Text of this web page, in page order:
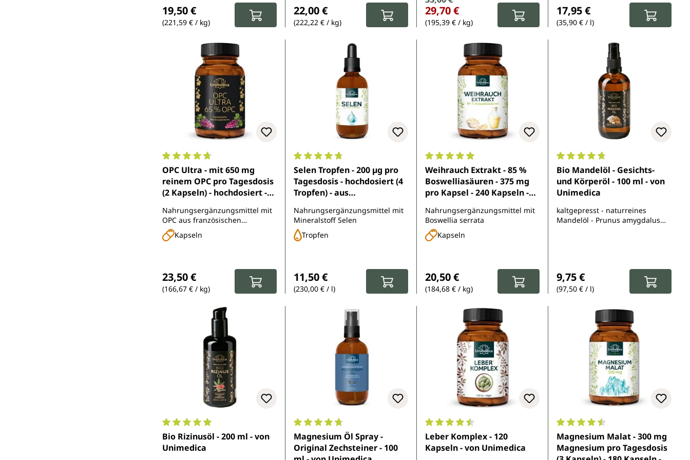
19,50 €
(221,59 € / kg)
22,00 €
(222,22 € / kg)
29,70 €
(195,39 € / kg)
17,95 €
(35,90 € / l)
Durchschnittliche Bewertung von 4.8 von 5 Sternen
OPC Ultra - mit 650 mg
reinem OPC pro Tagesdosis
(2 Kapseln) - hochdosiert -
Unimedica
Nahrungsergänzungsmittel mit
OPC aus französischen
Weintraubenkernen
Kapseln
23,50 €
(166,67 € / kg)
Durchschnittliche Bewertung von 4.7 von 5 Sternen
Selen Tropfen - 200 µg pro
Tagesdosis - hochdosiert (4
Tropfen) - aus
Unimedica
Nahrungsergänzungsmittel mit
Mineralstoff Selen
Tropfen
11,50 €
(230,00 € / l)
Durchschnittliche Bewertung von 4.9 von 5 Sternen
Weihrauch Extrakt - 85 %
Boswelliasäuren - 375 mg
pro Kapsel - 240 Kapseln -
Nahrungsergänzungsmittel mit
Boswellia serrata
Kapseln
20,50 €
(184,68 € / kg)
Durchschnittliche Bewertung von
Bio Mandelöl - Gesichts-
und Körperöl - 100 ml - von
Unimedica
kaltgepresst - naturreines
Mandelöl - Prunus amygdalus
9,75 €
(97,50 € / l)
Durchschnittliche Bewertung von 4.9 von 5 Sternen
Bio Rizinusöl - 200 ml - von
Unimedica
Durchschnittliche Bewertung von 4.7 von 5 Sternen
Magnesium Öl Spray -
Original Zechsteiner - 100
Durchschnittliche Bewertung von 4.6 von 5 Sternen
Leber Komplex - 120
Kapseln - von Unimedica
Durchschnittliche Bewertung von
Magnesium Malat - 300 mg
Magnesium pro Tagesdosis